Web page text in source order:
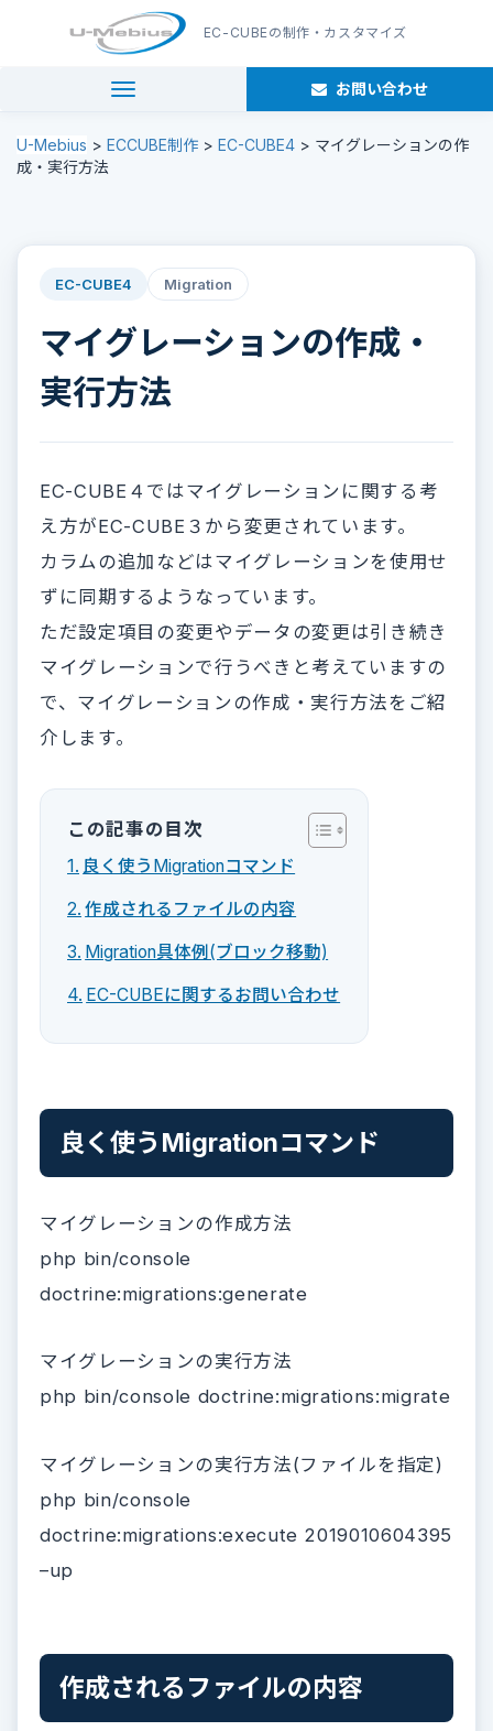
EC-CUBEの制作・カスタマイズ
navigation お問い合わせ
U-Mebius > ECCUBE制作 > EC-CUBE4 > マイグレーションの作
成・実行方法
EC-CUBE4 Migration
マイグレーションの作成・
実行方法
EC-CUBE４ではマイグレーションに関する考
え方がEC-CUBE３から変更されています。
カラムの追加などはマイグレーションを使用せ
ずに同期するようなっています。
ただ設定項目の変更やデータの変更は引き続き
マイグレーションで行うべきと考えていますの
で、マイグレーションの作成・実行方法をご紹
介します。
この記事の目次
良く使うMigrationコマンド
作成されるファイルの内容
Migration具体例(ブロック移動)
EC-CUBEに関するお問い合わせ
良く使うMigrationコマンド
マイグレーションの作成方法
php bin/console
doctrine:migrations:generate
マイグレーションの実行方法
php bin/console doctrine:migrations:migrate
マイグレーションの実行方法(ファイルを指定)
php bin/console
doctrine:migrations:execute 20190106043953
–up
作成されるファイルの内容